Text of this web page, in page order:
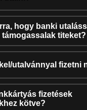
hogy banki
titeket?
utalvánnyal fizetni
fizetések
kötve?